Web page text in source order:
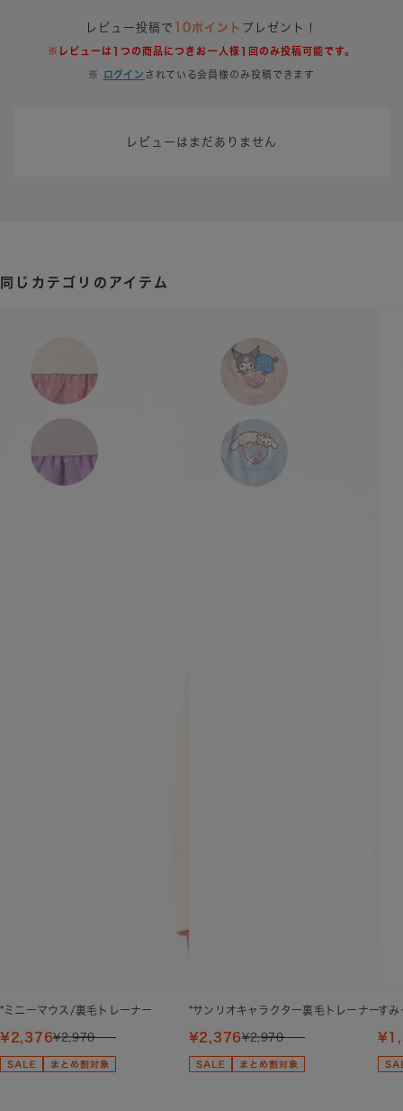
レビュー投稿で 10ポイント プレゼント！
※レビューは1つの商品につきお一人様1回のみ投稿可能です。
※ ログイン されている会員様のみ投稿できます
レビューはまだありません
同じカテゴリのアイテム
*ミニーマウス/裏毛トレーナー
¥2,376¥2,970
*サンリオキャラクター裏毛トレーナー
¥2,376¥2,970
すみ